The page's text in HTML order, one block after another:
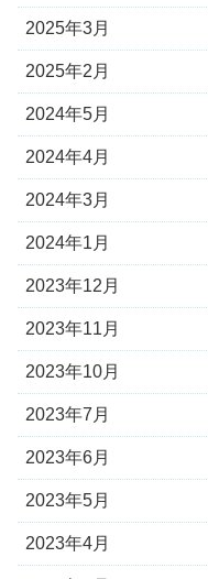
2025年3月
2025年2月
2024年5月
2024年4月
2024年3月
2024年1月
2023年12月
2023年11月
2023年10月
2023年7月
2023年6月
2023年5月
2023年4月